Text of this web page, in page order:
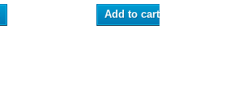
Add to cart